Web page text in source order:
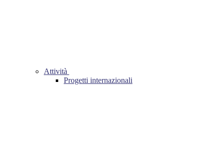
Attività
Progetti internazionali